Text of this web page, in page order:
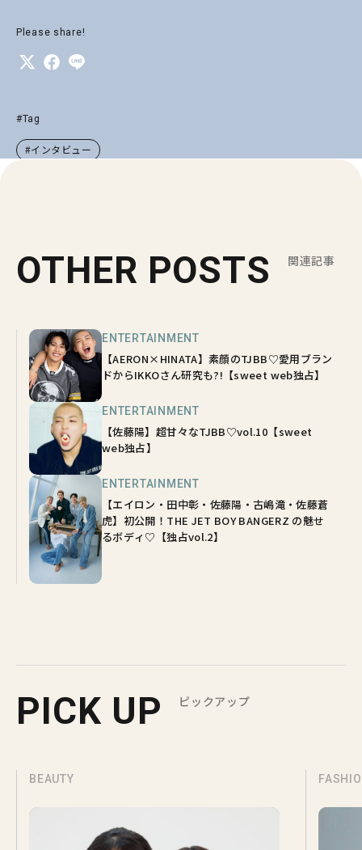
Please share!
#Tag
#インタビュー
OTHER POSTS 関連記事
ENTERTAINMENT
【AERON×HINATA】素顔のTJBB♡愛用ブラン
ドからIKKOさん研究も?!【sweet web独占】
ENTERTAINMENT
【佐藤陽】超甘々なTJBB♡vol.10【sweet
web独占】
ENTERTAINMENT
【エイロン・田中彰・佐藤陽・古嶋滝・佐藤蒼
虎】初公開！THE JET BOY BANGERZ の魅せ
るボディ♡【独占vol.2】
PICK UP ピックアップ
BEAUTY